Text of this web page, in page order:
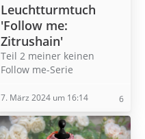
Leuchtturmtuch
'Follow me:
Zitrushain'
Teil 2 meiner keinen
Follow me-Serie
7. März 2024 um 16:14 6